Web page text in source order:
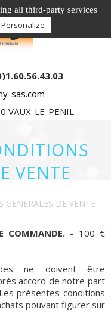
sas.com
VAUX-LE-PENIL
VENTE
DE VENTE
COMMANDE.– 100 €
ne doivent être
accord de notre part
présentes conditions
pouvant figurer sur
all third-party services
Personalize